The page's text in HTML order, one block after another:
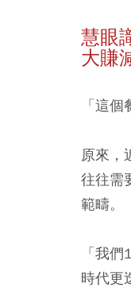
慧眼
大賺
「這
原來，
往往需
範疇。
「我
時代更